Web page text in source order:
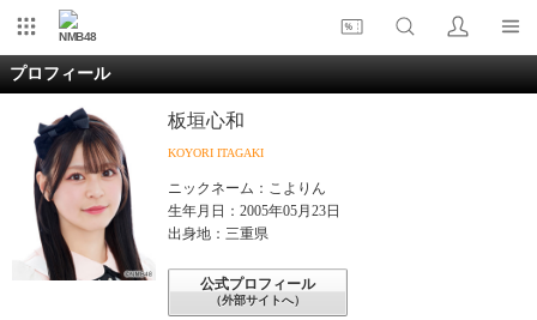
NMB48
プロフィール
板垣心和
KOYORI ITAGAKI
ニックネーム：こよりん
生年月日：2005年05月23日
出身地：三重県
公式プロフィール
（外部サイトへ）